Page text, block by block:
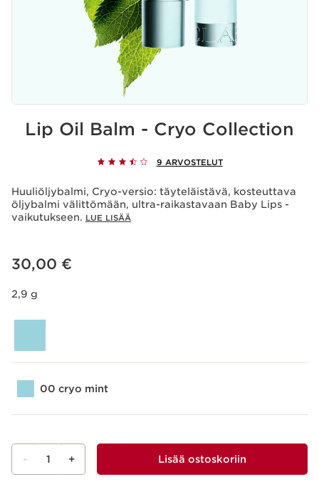
Lip Oil Balm - Cryo Collection
9 ARVOSTELUT
Huuliöljybalmi, Cryo-versio: täyteläistävä, kosteuttava
öljybalmi välittömään, ultra-raikastavaan Baby Lips -
vaikutukseen. LUE LISÄÄ
Nykyinen hinta 30,00 €
30,00 €
2,9 g
00 cryo mint
- 1 + Lisää ostoskoriin